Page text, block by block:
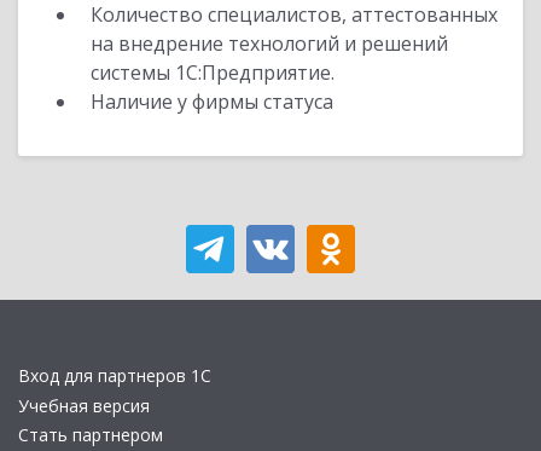
Количество специалистов, аттестованных
на внедрение технологий и решений
системы 1С:Предприятие.
Наличие у фирмы статуса
Вход для партнеров 1С
Учебная версия
Стать партнером